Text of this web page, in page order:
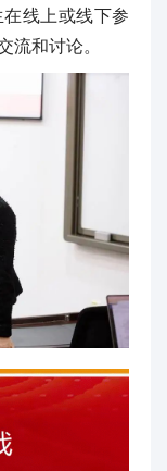
线上或线下参
流和讨论。